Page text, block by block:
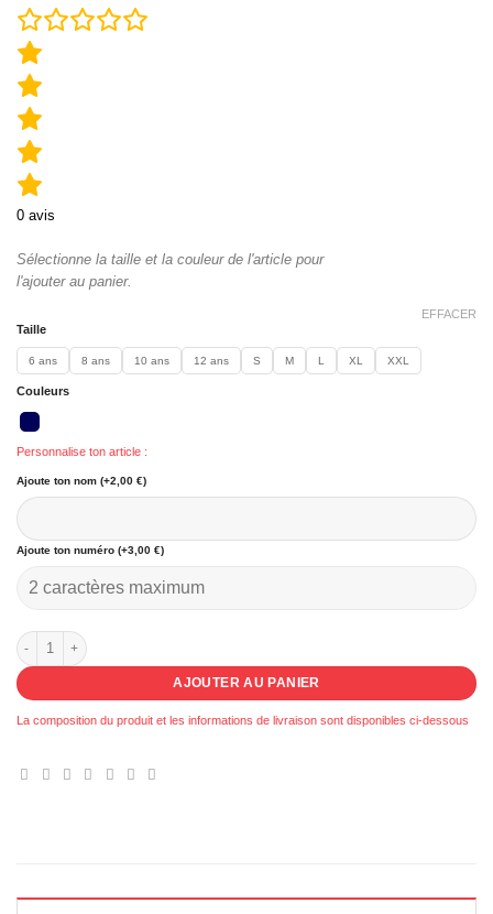
0 avis
Sélectionne la taille et la couleur de l'article pour
l'ajouter au panier.
Taille
6 ans 8 ans 10 ans 12 ans S M L XL XXL
Couleurs
EFFACER
Personnalise ton article :
Ajoute ton nom (+2,00 €)
Ajoute ton numéro (+3,00 €)
quantité de 048 - Pantalon PBEAS
AJOUTER AU PANIER
La composition du produit et les informations de livraison sont disponibles ci-dessous